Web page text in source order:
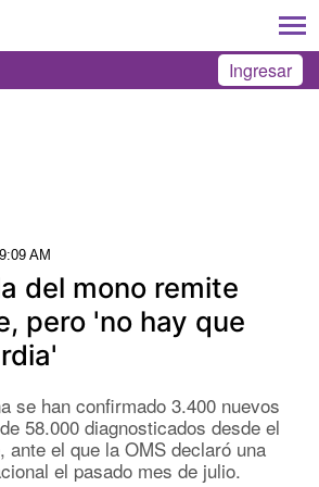
Ingresar
AM
del mono remite
pero 'no hay que
se han confirmado 3.400 nuevos
58.000 diagnosticados desde el
ante el que la OMS declaró una
el pasado mes de julio.